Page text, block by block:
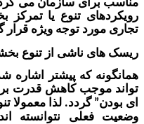
سازمان می گردند بنابر
تنوع یا تمرکز بخشی
توجه ویژه قرار گیرد.
ناشی از تنوع بخشی به
که پیشتر اشاره شد،
کاهش قدرت برند به
”گردد.لذا معمولا تنوع
نتوانسته اند نشان